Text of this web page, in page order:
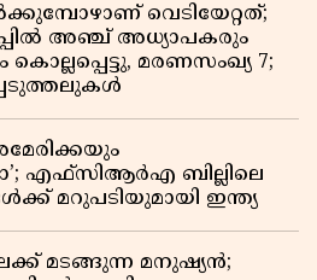
വെടിയേറ്റത്;
അഞ്ച് അധ്യാപകരും
കൊല്ലപ്പെട്ടു, മരണസംഖ്യ 7;
എഫ്സിആർഎ ബില്ലിലെ
മറുപടിയുമായി ഇന്ത്യ
മടങ്ങുന്ന മനുഷ്യൻ;